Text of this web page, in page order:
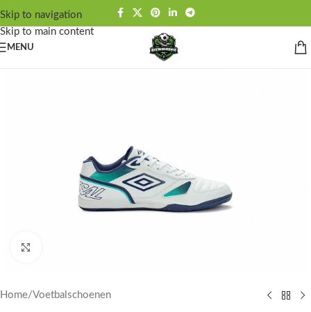
Skip to navigation
Skip to main content
MENU
Home/Voetbalschoenen